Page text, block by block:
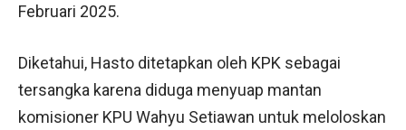
Februari 2025.
Diketahui, Hasto ditetapkan oleh KPK sebagai
tersangka karena diduga menyuap mantan
komisioner KPU Wahyu Setiawan untuk meloloskan